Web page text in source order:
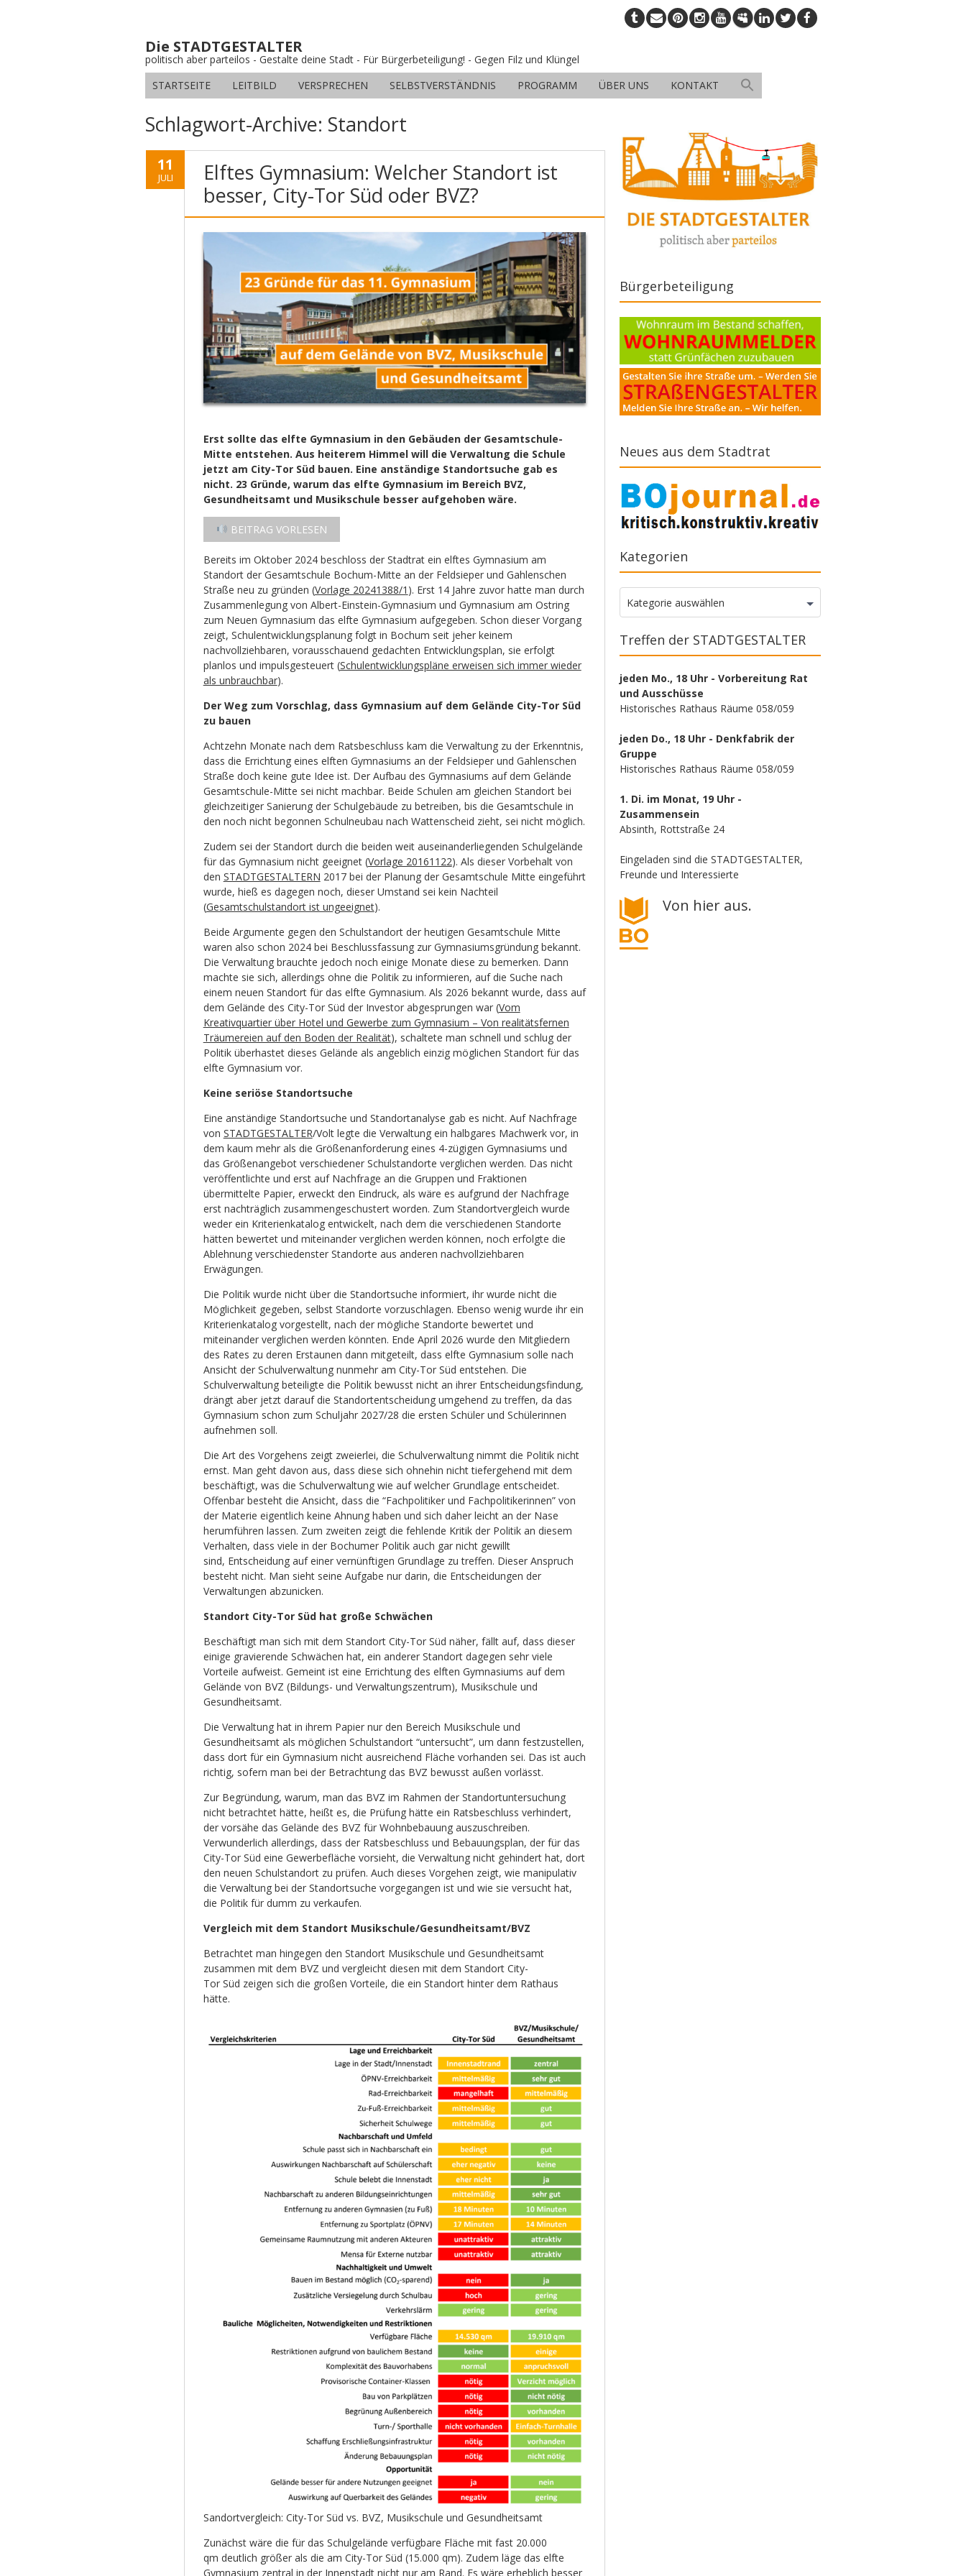
Die STADTGESTALTER
politisch aber parteilos - Gestalte deine Stadt - Für Bürgerbeteiligung! - Gegen Filz und Klüngel
STARTSEITE
LEITBILD VERSPRECHEN SELBSTVERSTÄNDNIS PROGRAMM ÜBER UNS KONTAKT
Schlagwort-Archive: Standort
11
JULI
Elftes Gymnasium: Welcher Standort ist
besser, City-Tor Süd oder BVZ?
Erst sollte das elfte Gymnasium in den Gebäuden der Gesamtschule-
Mitte entstehen. Aus heiterem Himmel will die Verwaltung die Schule
jetzt am City-Tor Süd bauen. Eine anständige Standortsuche gab es
nicht. 23 Gründe, warum das elfte Gymnasium im Bereich BVZ,
Gesundheitsamt und Musikschule besser aufgehoben wäre.
BEITRAG VORLESEN
Bereits im Oktober 2024 beschloss der Stadtrat ein elftes Gymnasium am
Standort der Gesamtschule Bochum-Mitte an der Feldsieper und Gahlenschen
Straße neu zu gründen (Vorlage 20241388/1 ). Erst 14 Jahre zuvor hatte man durch
Zusammenlegung von Albert-Einstein-Gymnasium und Gymnasium am Ostring
zum Neuen Gymnasium das elfte Gymnasium aufgegeben. Schon dieser Vorgang
zeigt, Schulentwicklungsplanung folgt in Bochum seit jeher keinem
nachvollziehbaren, vorausschauend gedachten Entwicklungsplan, sie erfolgt
planlos und impulsgesteuert (Schulentwicklungspläne erweisen sich immer wieder
als unbrauchbar).
Der Weg zum Vorschlag, dass Gymnasium auf dem Gelände City-Tor Süd
zu bauen
Achtzehn Monate nach dem Ratsbeschluss kam die Verwaltung zu der Erkenntnis,
dass die Errichtung eines elften Gymnasiums an der Feldsieper und Gahlenschen
Straße doch keine gute Idee ist. Der Aufbau des Gymnasiums auf dem Gelände
Gesamtschule-Mitte sei nicht machbar. Beide Schulen am gleichen Standort bei
gleichzeitiger Sanierung der Schulgebäude zu betreiben, bis die Gesamtschule in
den noch nicht begonnen Schulneubau nach Wattenscheid zieht, sei nicht möglich.
Zudem sei der Standort durch die beiden weit auseinanderliegenden Schulgelände
für das Gymnasium nicht geeignet (Vorlage 20161122). Als dieser Vorbehalt von
den STADTGESTALTERN 2017 bei der Planung der Gesamtschule Mitte eingeführt
wurde, hieß es dagegen noch, dieser Umstand sei kein Nachteil
(Gesamtschulstandort ist ungeeignet).
Beide Argumente gegen den Schulstandort der heutigen Gesamtschule Mitte
waren also schon 2024 bei Beschlussfassung zur Gymnasiumsgründung bekannt.
Die Verwaltung brauchte jedoch noch einige Monate diese zu bemerken. Dann
machte sie sich, allerdings ohne die Politik zu informieren, auf die Suche nach
einem neuen Standort für das elfte Gymnasium. Als 2026 bekannt wurde, dass auf
dem Gelände des City-Tor Süd der Investor abgesprungen war (Vom
Kreativquartier über Hotel und Gewerbe zum Gymnasium – Von realitätsfernen
Träumereien auf den Boden der Realität), schaltete man schnell und schlug der
Politik überhastet dieses Gelände als angeblich einzig möglichen Standort für das
elfte Gymnasium vor.
Keine seriöse Standortsuche
Eine anständige Standortsuche und Standortanalyse gab es nicht. Auf Nachfrage
von STADTGESTALTER/Volt legte die Verwaltung ein halbgares Machwerk vor, in
dem kaum mehr als die Größenanforderung eines 4-zügigen Gymnasiums und
das Größenangebot verschiedener Schulstandorte verglichen werden. Das nicht
veröffentlichte und erst auf Nachfrage an die Gruppen und Fraktionen
übermittelte Papier, erweckt den Eindruck, als wäre es aufgrund der Nachfrage
erst nachträglich zusammengeschustert worden. Zum Standortvergleich wurde
weder ein Kriterienkatalog entwickelt, nach dem die verschiedenen Standorte
hätten bewertet und miteinander verglichen werden können, noch erfolgte die
Ablehnung verschiedenster Standorte aus anderen nachvollziehbaren
Erwägungen.
Die Politik wurde nicht über die Standortsuche informiert, ihr wurde nicht die
Möglichkeit gegeben, selbst Standorte vorzuschlagen. Ebenso wenig wurde ihr ein
Kriterienkatalog vorgestellt, nach der mögliche Standorte bewertet und
miteinander verglichen werden könnten. Ende April 2026 wurde den Mitgliedern
des Rates zu deren Erstaunen dann mitgeteilt, dass elfte Gymnasium solle nach
Ansicht der Schulverwaltung nunmehr am City-Tor Süd entstehen. Die
Schulverwaltung beteiligte die Politik bewusst nicht an ihrer Entscheidungsfindung,
drängt aber jetzt darauf die Standortentscheidung umgehend zu treffen, da das
Gymnasium schon zum Schuljahr 2027/28 die ersten Schüler und Schülerinnen
aufnehmen soll.
Die Art des Vorgehens zeigt zweierlei, die Schulverwaltung nimmt die Politik nicht
ernst. Man geht davon aus, dass diese sich ohnehin nicht tiefergehend mit dem
beschäftigt, was die Schulverwaltung wie auf welcher Grundlage entscheidet.
Offenbar besteht die Ansicht, dass die “Fachpolitiker und Fachpolitikerinnen” von
der Materie eigentlich keine Ahnung haben und sich daher leicht an der Nase
herumführen lassen. Zum zweiten zeigt die fehlende Kritik der Politik an diesem
Verhalten, dass viele in der Bochumer Politik auch gar nicht gewillt
sind, Entscheidung auf einer vernünftigen Grundlage zu treffen. Dieser Anspruch
besteht nicht. Man sieht seine Aufgabe nur darin, die Entscheidungen der
Verwaltungen abzunicken.
Standort City-Tor Süd hat große Schwächen
Beschäftigt man sich mit dem Standort City-Tor Süd näher, fällt auf, dass dieser
einige gravierende Schwächen hat, ein anderer Standort dagegen sehr viele
Vorteile aufweist. Gemeint ist eine Errichtung des elften Gymnasiums auf dem
Gelände von BVZ (Bildungs- und Verwaltungszentrum), Musikschule und
Gesundheitsamt.
Die Verwaltung hat in ihrem Papier nur den Bereich Musikschule und
Gesundheitsamt als möglichen Schulstandort “untersucht”, um dann festzustellen,
dass dort für ein Gymnasium nicht ausreichend Fläche vorhanden sei. Das ist auch
richtig, sofern man bei der Betrachtung das BVZ bewusst außen vorlässt.
Zur Begründung, warum, man das BVZ im Rahmen der Standortuntersuchung
nicht betrachtet hätte, heißt es, die Prüfung hätte ein Ratsbeschluss verhindert,
der vorsähe das Gelände des BVZ für Wohnbebauung auszuschreiben.
Verwunderlich allerdings, dass der Ratsbeschluss und Bebauungsplan, der für das
City-Tor Süd eine Gewerbefläche vorsieht, die Verwaltung nicht gehindert hat, dort
den neuen Schulstandort zu prüfen. Auch dieses Vorgehen zeigt, wie manipulativ
die Verwaltung bei der Standortsuche vorgegangen ist und wie sie versucht hat,
die Politik für dumm zu verkaufen.
Vergleich mit dem Standort Musikschule/Gesundheitsamt/BVZ
Betrachtet man hingegen den Standort Musikschule und Gesundheitsamt
zusammen mit dem BVZ und vergleicht diesen mit dem Standort City-
Tor Süd zeigen sich die großen Vorteile, die ein Standort hinter dem Rathaus
hätte.
Sandortvergleich: City-Tor Süd vs. BVZ, Musikschule und Gesundheitsamt
Zunächst wäre die für das Schulgelände verfügbare Fläche mit fast 20.000
qm deutlich größer als die am City-Tor Süd (15.000 qm). Zudem läge das elfte
Gymnasium zentral in der Innenstadt nicht nur am Rand. Es wäre erheblich besser
Bürgerbeteiligung
Neues aus dem Stadtrat
Kategorien
Kategorien
Kategorie auswählen
Treffen der STADTGESTALTER
jeden Mo., 18 Uhr - Vorbereitung Rat
und Ausschüsse
Historisches Rathaus Räume 058/059
jeden Do., 18 Uhr - Denkfabrik der
Gruppe
Historisches Rathaus Räume 058/059
1. Di. im Monat, 19 Uhr -
Zusammensein
Absinth, Rottstraße 24
Eingeladen sind die STADTGESTALTER,
Freunde und Interessierte
Von hier aus.